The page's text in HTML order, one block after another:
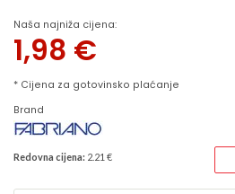
Naša najniža cijena:
1,98 €
* Cijena za gotovinsko plaćanje
Brand
Redovna cijena: 2.21 €